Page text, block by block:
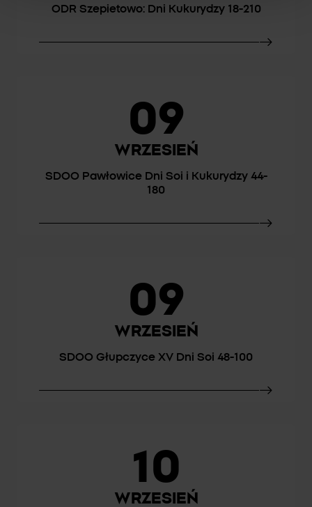
ODR Szepietowo: Dni Kukurydzy 18-210
09
WRZESIEŃ
SDOO Pawłowice Dni Soi i Kukurydzy 44-
180
09
WRZESIEŃ
SDOO Głupczyce XV Dni Soi 48-100
10
WRZESIEŃ